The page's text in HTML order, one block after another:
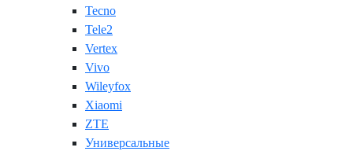
Tecno
Tele2
Vertex
Vivo
Wileyfox
Xiaomi
ZTE
Универсальные